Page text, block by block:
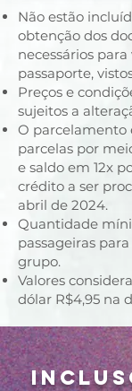
Não estão
obtenção dos
necessários
passaporte,
Preços e
sujeitos a
O parcelamento
parcelas por
e saldo em 12x
crédito a ser
abril de 2024.
Quantidade
passageiras
grupo.
Valores
dólar R$4,95 na